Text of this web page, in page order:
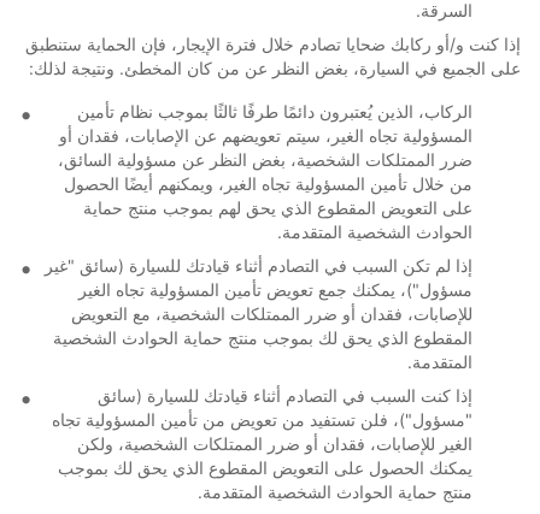
السرقة.
إذا كنت و/أو ركابك ضحايا تصادم خلال فترة الإيجار، فإن الحماية ستنطبق
على الجميع في السيارة، بغض النظر عن من كان المخطئ. ونتيجة لذلك:
الركاب، الذين يُعتبرون دائمًا طرفًا ثالثًا بموجب نظام تأمين
المسؤولية تجاه الغير، سيتم تعويضهم عن الإصابات، فقدان أو
ضرر الممتلكات الشخصية، بغض النظر عن مسؤولية السائق،
من خلال تأمين المسؤولية تجاه الغير، ويمكنهم أيضًا الحصول
على التعويض المقطوع الذي يحق لهم بموجب منتج حماية
الحوادث الشخصية المتقدمة.
إذا لم تكن السبب في التصادم أثناء قيادتك للسيارة (سائق "غير
مسؤول")، يمكنك جمع تعويض تأمين المسؤولية تجاه الغير
للإصابات، فقدان أو ضرر الممتلكات الشخصية، مع التعويض
المقطوع الذي يحق لك بموجب منتج حماية الحوادث الشخصية
المتقدمة.
إذا كنت السبب في التصادم أثناء قيادتك للسيارة (سائق
"مسؤول")، فلن تستفيد من تعويض من تأمين المسؤولية تجاه
الغير للإصابات، فقدان أو ضرر الممتلكات الشخصية، ولكن
يمكنك الحصول على التعويض المقطوع الذي يحق لك بموجب
منتج حماية الحوادث الشخصية المتقدمة.